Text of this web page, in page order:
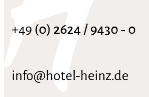
+49 (0) 2624 / 9430 ‑ 0
info@hotel-heinz.de